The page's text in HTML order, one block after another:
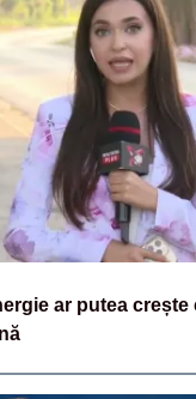
ar putea crește